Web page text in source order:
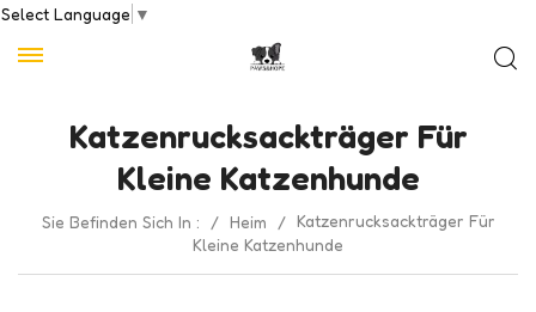
Select Language ▼
Katzenrucksackträger Für
Kleine Katzenhunde
Sie Befinden Sich In : / Heim / Katzenrucksackträger Für
Kleine Katzenhunde